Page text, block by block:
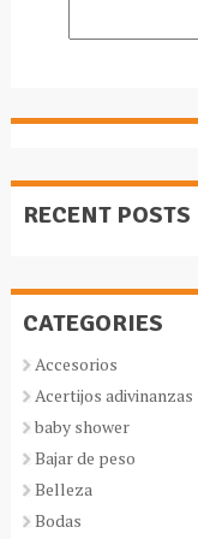
RECENT POSTS
CATEGORIES
Accesorios
Acertijos adivinanzas
baby shower
Bajar de peso
Belleza
Bodas